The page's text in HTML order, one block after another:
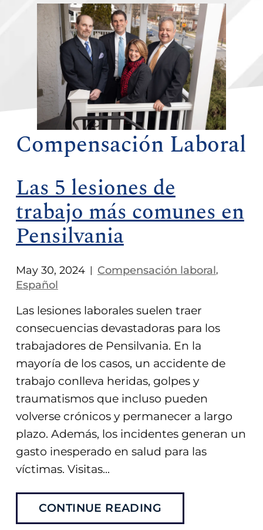
Compensación Laboral
Las 5 lesiones de
trabajo más comunes en
Pensilvania
May 30, 2024 | Compensación laboral,
Español
Las lesiones laborales suelen traer
consecuencias devastadoras para los
trabajadores de Pensilvania. En la
mayoría de los casos, un accidente de
trabajo conlleva heridas, golpes y
traumatismos que incluso pueden
volverse crónicos y permanecer a largo
plazo. Además, los incidentes generan un
gasto inesperado en salud para las
víctimas. Visitas...
CONTINUE READING